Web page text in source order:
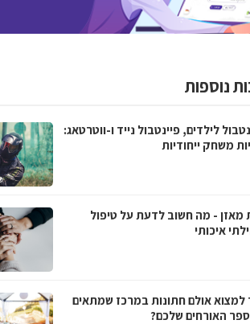
נוספות
לילדים, פיינטבול נייד ו-ווטרטאג:
משחק ייחודיות
מאזן - מה חשוב לדעת על טיפול
איכותי
למצוא אולם חתונות במרכז שמתאים
האורחים שלכם?